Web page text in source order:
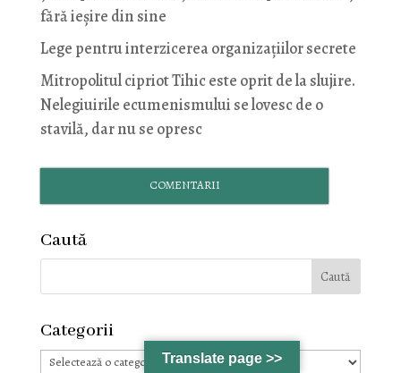
fără ieșire din sine
Lege pentru interzicerea organizaţiilor secrete
Mitropolitul cipriot Tihic este oprit de la slujire.
Nelegiuirile ecumenismului se lovesc de o
stavilă, dar nu se opresc
COMENTARII
Caută
Categorii
Categorii Translate page >>